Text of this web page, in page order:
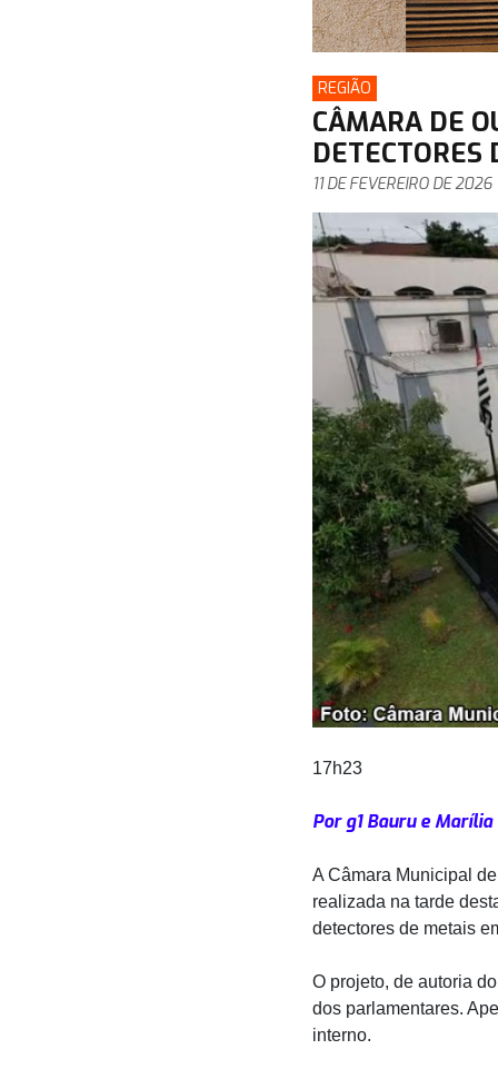
REGIÃO
CÂMARA DE
DETECTORES
11 DE FEVEREIRO DE 2026
17h23
Por g1 Bauru e Marília
A Câmara Municipal
realizada na tarde
detectores de metais
O projeto, de autoria
dos parlamentares.
interno.